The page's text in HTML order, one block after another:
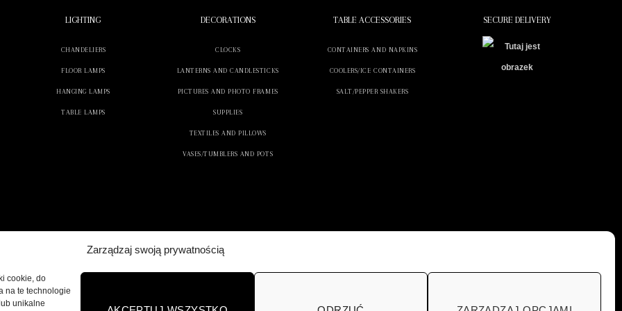
Zarządzaj swoją prywatnością
cookie, do
na te technologie
unikalne
LIGHTING
CHANDELIERS
FLOOR LAMPS
HANGING LAMPS
TABLE LAMPS
DECORATIONS
CLOCKS
LANTERNS AND CANDLESTICKS
PICTURES AND PHOTO FRAMES
SUPPLIES
TEXTILES AND PILLOWS
VASES/TUMBLERS AND POTS
TABLE ACCESSORIES
CONTAINERS AND NAPKINS
COOLERS/ICE CONTAINERS
SALT/PEPPER SHAKERS
SECURE DELIVERY